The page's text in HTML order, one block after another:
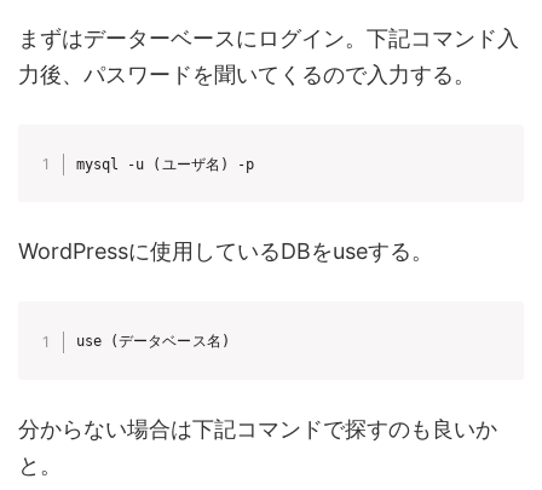
まずはデーターベースにログイン。下記コマンド入
力後、パスワードを聞いてくるので入力する。
mysql -u (ユーザ名) -p
WordPressに使用しているDBをuseする。
use (データベース名)
分からない場合は下記コマンドで探すのも良いか
と。